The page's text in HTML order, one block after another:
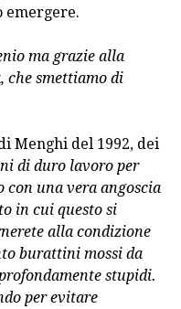
emergere.
ma grazie alla
che smettiamo di
Menghi del 1992, dei
di duro lavoro per
con una vera angoscia
in cui questo si
alla condizione
burattini mossi da
stupidi.
per evitare